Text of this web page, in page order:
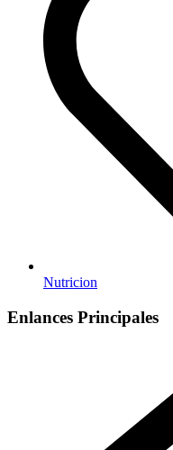
Nutricion
Enlances Principales